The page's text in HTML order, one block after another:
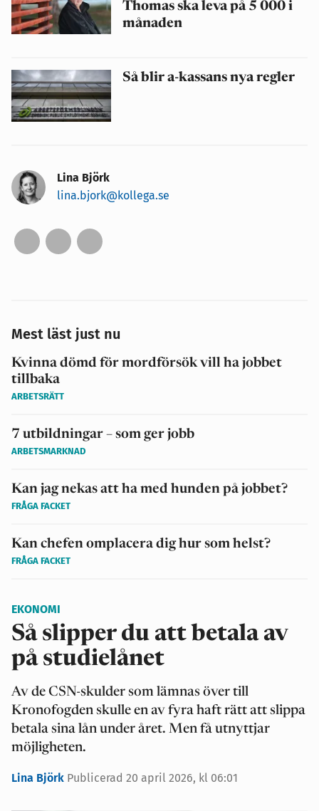
Thomas ska leva på 5 000 i
månaden
Så blir a-kassans nya regler
Lina Björk
lina.bjork@kollega.se
Mest läst just nu
Kvinna dömd för mordförsök vill ha jobbet
tillbaka
ARBETSRÄTT
7 utbildningar – som ger jobb
ARBETSMARKNAD
Kan jag nekas att ha med hunden på jobbet?
FRÅGA FACKET
Kan chefen omplacera dig hur som helst?
FRÅGA FACKET
EKONOMI
Så slipper du att betala av
på studielånet
Av de CSN-skulder som lämnas över till
Kronofogden skulle en av fyra haft rätt att slippa
betala sina lån under året. Men få utnyttjar
möjligheten.
Lina Björk Publicerad 20 april 2026, kl 06:01